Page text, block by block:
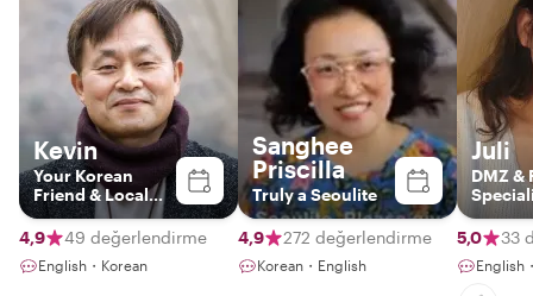
Kevin
Your Korean
Friend & Local
Storyteller
4,9
49 değerlendirme
English・Korean
Sanghee
Priscilla
Truly a Seoulite
4,9 272 değerlendirme
Korean・English
Juli
DMZ &
5,0 33
English